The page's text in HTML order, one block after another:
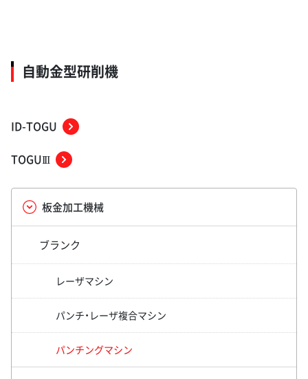
自動金型研削機
ID-TOGU
TOGUIII
板金加工機械
ブランク
レーザマシン
パンチ・レーザ複合マシン
パンチングマシン